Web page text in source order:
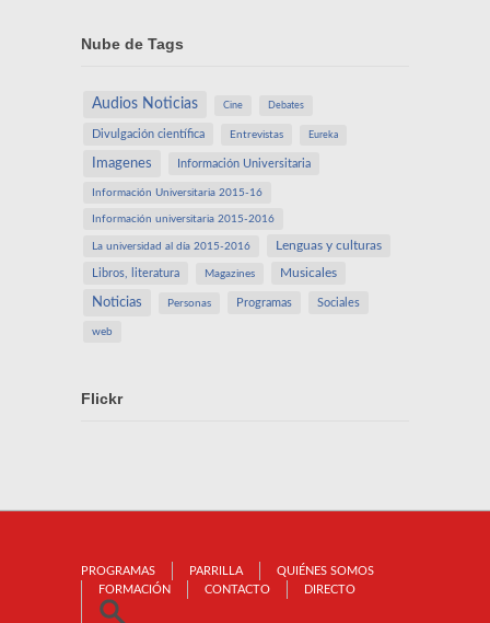
Nube de Tags
Audios Noticias Cine Debates
Divulgación científica Entrevistas Eureka
Imagenes Información Universitaria
Información Universitaria 2015-16
Información universitaria 2015-2016
La universidad al día 2015-2016 Lenguas y culturas
Libros, literatura Magazines Musicales
Noticias Personas Programas Sociales
web
Flickr
PROGRAMAS PARRILLA
QUIÉNES SOMOS
FORMACIÓN
CONTACTO DIRECTO